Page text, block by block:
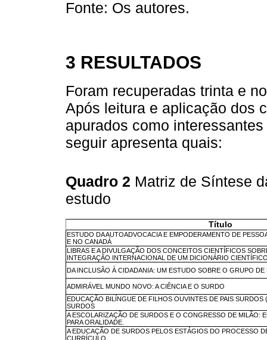
Fonte: Os autores.
3 RESULTADOS
Foram recuperadas trinta e
Após leitura e aplicação dos
apurados como
seguir apresenta quais:
Quadro 2 Matriz de Síntese
estudo
Título
ESTUDO DA AUTOADVOCACIA E EMPODERAMENTO DE
E NO CANADÁ
LIBRAS E A DIVULGAÇÃO DOS CONCEITOS CIENTÍFICOS
INTEGRAÇÃO INTERNACIONAL DE UM DICIONÁRIO
DA INCLUSÃO À CIDADANIA: UM ESTUDO SOBRE O GRUPO
ADMIRÁVEL MUNDO NOVO: A CIÊNCIA E O SURDO
EDUCAÇÃO BILÍNGUE DE FILHOS OUVINTES DE PAIS
SURDOS
A ESCOLARIZAÇÃO DE SURDOS E O CONGRESSO DE MILÃO:
PARA ORALIDADE.
A EDUCAÇÃO DE SURDOS PELOS ESTÁGIOS DO PROCESSO
CURRÍCULO